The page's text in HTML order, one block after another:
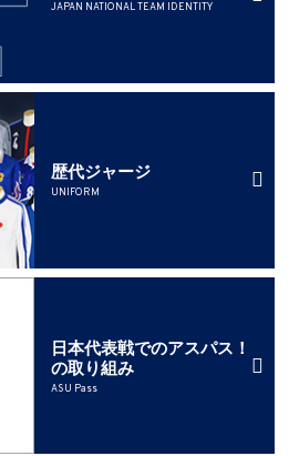
JAPAN NATIONAL TEAM IDENTITY
歴代ジャージ
UNIFORM
日本代表戦でのアスパス！
の取り組み
ASU Pass